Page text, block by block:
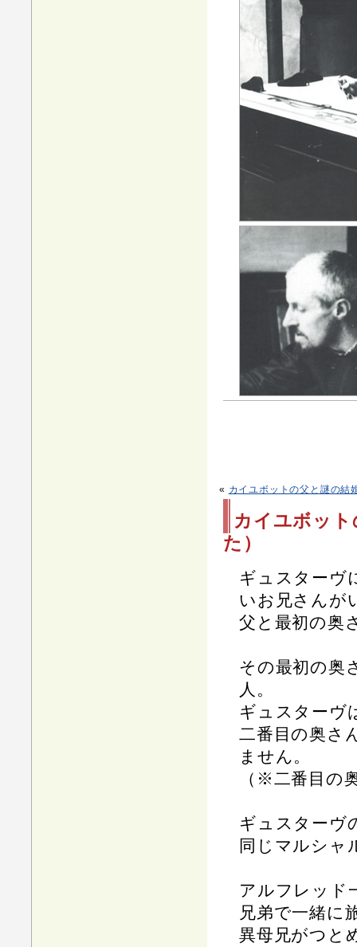
« カイユボットの父と謎の
カイユボット
た）
ギュスターヴ
いお兄さんが
父と最初の奥
その最初の奥
人。
ギュスターヴ
二番目の奥さ
ません。
（※二番目の
ギュスターヴ
同じマルシャ
アルフレッド
兄弟で一緒に
異母兄がつと